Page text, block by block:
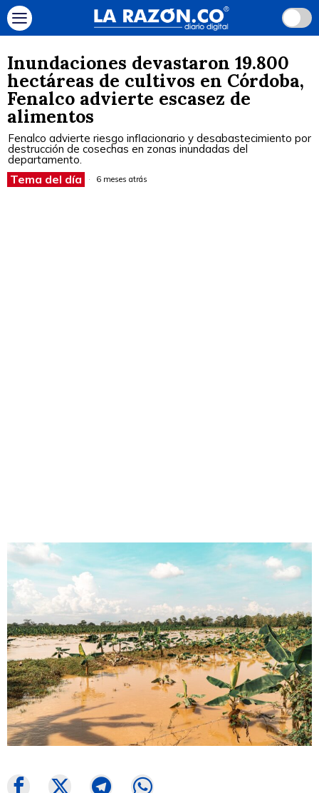
Inundaciones devastaron 19.800
hectáreas de cultivos en Córdoba,
Fenalco advierte escasez de
alimentos
Fenalco advierte riesgo inflacionario y desabastecimiento por
destrucción de cosechas en zonas inundadas del
departamento.
Tema del día 6 meses atrás